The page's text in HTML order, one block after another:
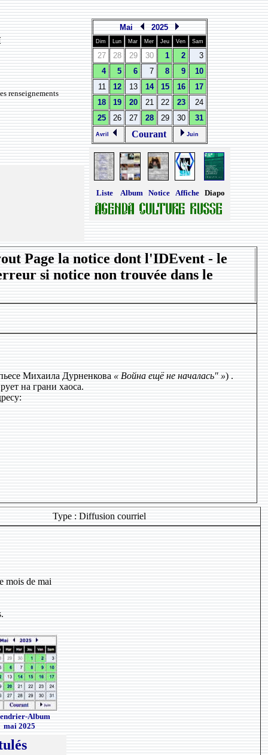
renseignements
Mai 2025
Dim Lun Mar Mer Jeu Ven Sam
27 28 29 30 1 2
3
4
5 6 7 8 9
10
11
12 13 14 15 16
17
18
19 20 21 22 23
24
25
26 27 28 29 30 31
Avril Courant Juin
Liste Album Notice Affiche Diapo
Page la notice dont l'IDEvent - le
si notice non trouvée dans le
Михаила Дурненкова« Война ещё не началась" ») .
на грани хаоса.
Type : Diffusion courriel
mois de mai
Album
mai 2025